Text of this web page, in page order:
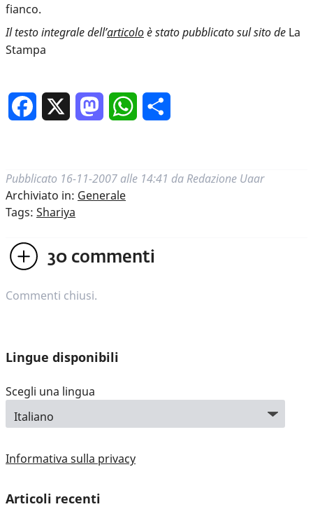
fianco.
Il testo integrale dell’articoloè stato pubblicato sul sito de La
Stampa
Facebook MastodonWhatsApp
Pubblicato 16-11-2007 alle 14:41 da Redazione Uaar
Archiviato in: Generale
Tags: Shariya
30 commenti
Commenti chiusi.
Lingue disponibili
Scegli una lingua
Informativa sulla privacy
Articoli recenti